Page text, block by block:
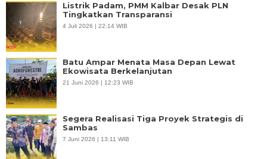
Listrik Padam, PMM Kalbar Desak PLN
Tingkatkan Transparansi
4 Juli 2026 | 22:14 WIB
Batu Ampar Menata Masa Depan Lewat
Ekowisata Berkelanjutan
21 Juni 2026 | 12:23 WIB
Segera Realisasi Tiga Proyek Strategis di
Sambas
7 Juni 2026 | 13:11 WIB